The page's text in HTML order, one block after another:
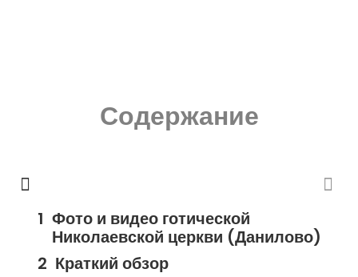
Содержание
Фото и видео готической
Николаевской церкви (Данилово)
Краткий обзор